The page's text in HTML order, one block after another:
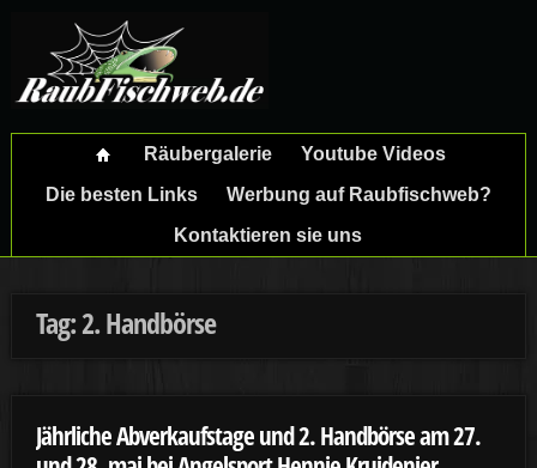
Räubergalerie
Youtube Videos
Die besten Links
Werbung auf Raubfischweb?
Kontaktieren sie uns
Tag: 2. Handbörse
Jährliche Abverkaufstage und 2. Handbörse am 27.